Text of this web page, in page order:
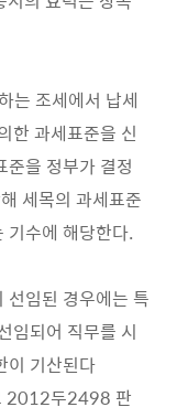
는 조세에서 납세
한 과세표준을 신
준을 정부가 결정
세목의 과세표준
기수에 해당한다.
선임된 경우에는 특
임되어 직무를 시
이 기산된다
2012두2498 판